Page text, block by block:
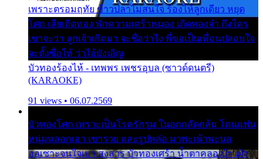
เพราะตรอมฤทัย ข้าวปลาไม่สนใจ ร้องไห้ลูกเดียว หยุด
โศก เสียเถิดทอง พักความเศร้าหมอง เถิดทองจ๋า ถึงใคร
เขาจะว่า ลูกเจ้าเกิดมา จะชื่อว่าไง พี่ขอเป็นเพื่อนปลอบใจ
จะตั้งชื่อให้ ว่าไอ้บังเอิญ
บัวทองร้องไห้ - เทพพร เพชรอุบล (ซาวด์ดนตรี)
(KARAOKE)
91 views • 06.07.2569
บัวทองโศก เพราะเป็นโรครักรุม ในอกกลัดกลุ้ม โดนแฟน
หนุ่มหลอกเอา เขารวย และรูปหล่อ มาพะเน้าพะนอ
ออเซาะจนใจเบา สงสาร บัวทองเศร้า น้ำตาคลอเบ้า เฝ้า